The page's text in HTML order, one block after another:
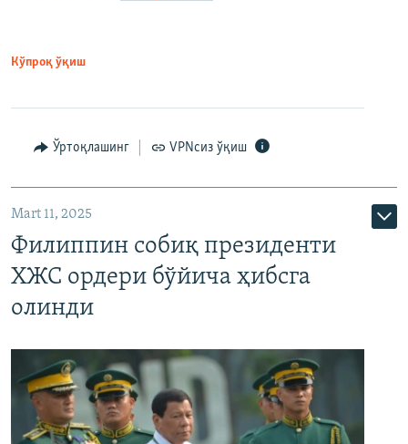
Кўпроқ ўқиш
Ўртоқлашинг VPNсиз ўқиш
Mart 11, 2025
Филиппин собиқ президенти
ХЖС ордери бўйича ҳибсга
олинди